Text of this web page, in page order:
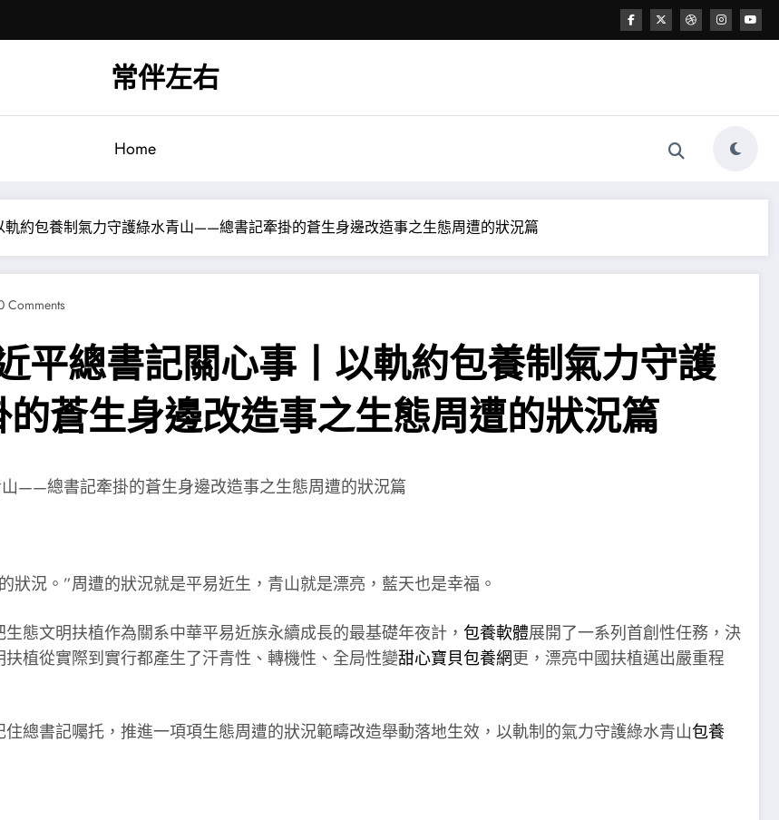
常伴左右
Home
軌約包養制氣力守護綠水青山——總書記牽掛的蒼生身邊改造事之生態周遭的狀況篇
Comments
平總書記關心事丨以軌約包養制氣力守護
蒼生身邊改造事之生態周遭的狀況篇
——總書記牽掛的蒼生身邊改造事之生態周遭的狀況篇
況。”周遭的狀況就是平易近生，青山就是漂亮，藍天也是幸福。
態文明扶植作為關系中華平易近族永續成長的最基礎年夜計， 包養軟體展開了一系列首創性任務，決
植從實際到實行都產生了汗青性、轉機性、全局性變甜心寶貝包養網更，漂亮中國扶植邁出嚴重程
住總書記囑托，推進一項項生態周遭的狀況範疇改造舉動落地生效，以軌制的氣力守護綠水青山包養